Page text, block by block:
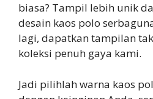
biasa? Tampil lebih unik
desain kaos polo
lagi, dapatkan tampilan
koleksi penuh gaya kami.
Jadi pilihlah warna kaos